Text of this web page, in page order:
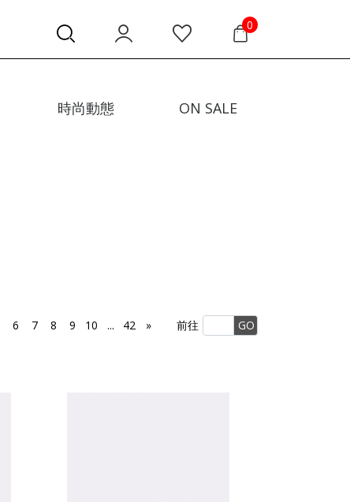
0
時尚動態 ON SALE
6 7 8 9 10 ... 42 » 前往 GO